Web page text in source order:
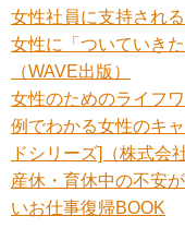
女性社員に支持され
女性に「ついていき
（WAVE出版）
女性のためのライフ
例でわかる女性のキ
ドシリーズ]（株式会
産休・育休中の不安
いお仕事復帰BOOK